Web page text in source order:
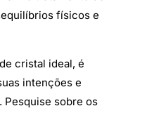
físicos e
cristal ideal, é
intenções e
Pesquise sobre os